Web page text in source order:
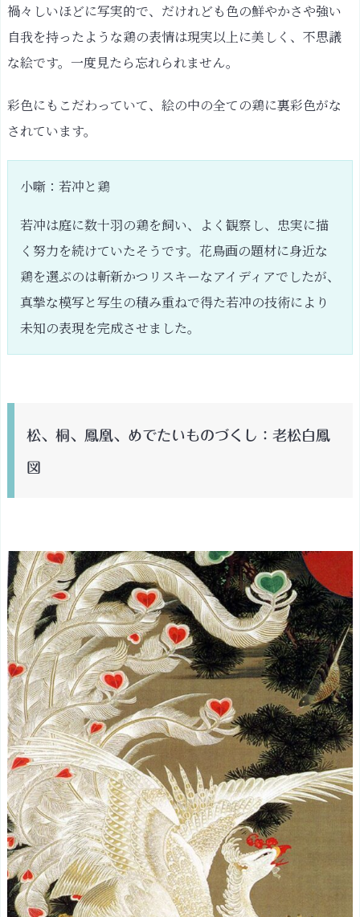
禍々しいほどに写実的で、だけれども色の鮮やかさや強い
自我を持ったような鶏の表情は現実以上に美しく、不思議
な絵です。一度見たら忘れられません。
彩色にもこだわっていて、絵の中の全ての鶏に裏彩色がな
されています。
小噺：若冲と鶏
若冲は庭に数十羽の鶏を飼い、よく観察し、忠実に描
く努力を続けていたそうです。花鳥画の題材に身近な
鶏を選ぶのは斬新かつリスキーなアイディアでしたが、
真摯な模写と写生の積み重ねで得た若冲の技術により
未知の表現を完成させました。
松、桐、鳳凰、めでたいものづくし：老松白鳳
図